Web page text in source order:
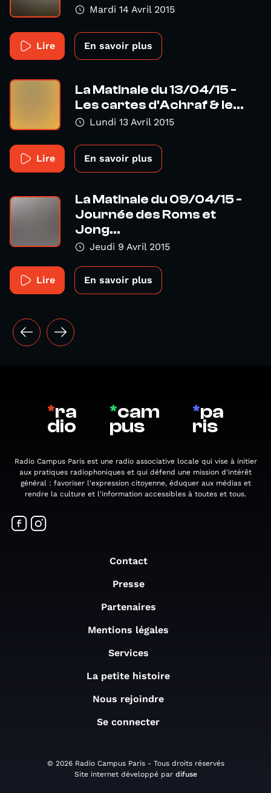
Mardi 14 Avril 2015
Lire En savoir plus
La Matinale du 13/04/15 -
Les cartes d'Achraf & le...
Lundi 13 Avril 2015
Lire En savoir plus
La Matinale du 09/04/15 -
Journée des Roms et
Jong...
Jeudi 9 Avril 2015
Lire En savoir plus
*ra
dio
*cam
pus
*pa
ris
Radio Campus Paris est une radio associative locale qui vise à initier
aux pratiques radiophoniques et qui défend une mission d'intérêt
général : favoriser l'expression citoyenne, éduquer aux médias et
rendre la culture et l'information accessibles à toutes et tous.
Contact
Presse
Partenaires
Mentions légales
Services
La petite histoire
Nous rejoindre
Se connecter
© 2026 Radio Campus Paris - Tous droits réservés
Site internet développé par difuse